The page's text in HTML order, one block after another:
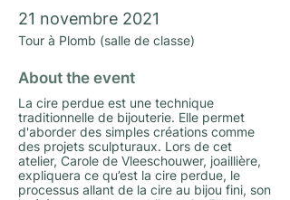
21 novembre 2021
Tour à Plomb (salle de classe)
About the event
La cire perdue est une technique
traditionnelle de bijouterie. Elle permet
d'aborder des simples créations comme
des projets sculpturaux. Lors de cet
atelier, Carole de Vleeschouwer, joaillière,
expliquera ce qu’est la cire perdue, le
processus allant de la cire au bijou fini, son